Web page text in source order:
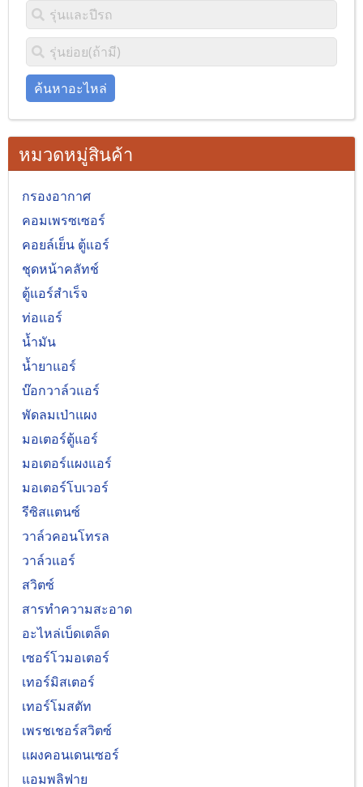
ค้นหาอะไหล่
หมวดหมู่สินค้า
กรองอากาศ
คอมเพรซเซอร์
คอยล์เย็น ตู้แอร์
ชุดหน้าคลัทช์
ตู้แอร์สำเร็จ
ท่อแอร์
น้ำมัน
น้ำยาแอร์
บ๊อกวาล์วแอร์
พัดลมเป่าแผง
มอเตอร์ตู้แอร์
มอเตอร์แผงแอร์
มอเตอร์โบเวอร์
รีซิสแตนซ์
วาล์วคอนโทรล
วาล์วแอร์
สวิตซ์
สารทำความสะอาด
อะไหล่เบ็ดเตล็ด
เซอร์โวมอเตอร์
เทอร์มิสเตอร์
เทอร์โมสตัท
เพรชเชอร์สวิตซ์
แผงคอนเดนเซอร์
แอมพลิฟาย